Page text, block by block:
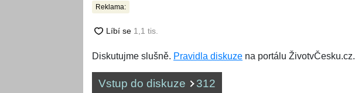
Reklama:
Diskutujme slušně. Pravidla diskuze na portálu ŽivotvČesku.cz.
Vstup do diskuze 312